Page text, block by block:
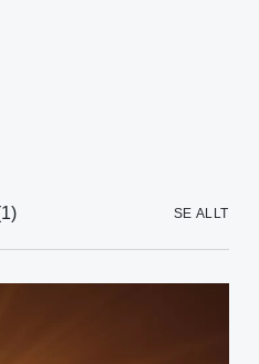
SE ALLT